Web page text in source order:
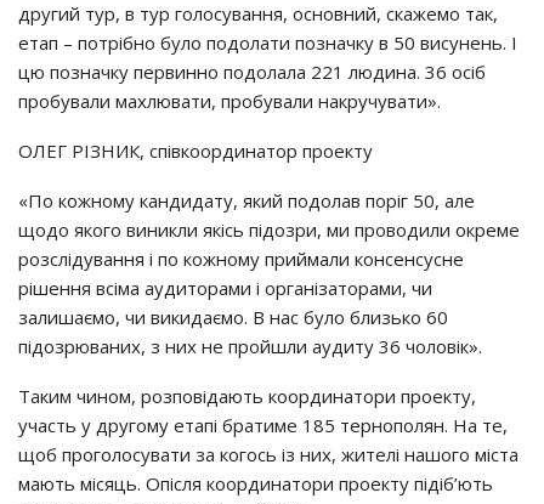
другий тур, в тур голосування, основний, скажемо так,
етап – потрібно було подолати позначку в 50 висунень. І
цю позначку первинно подолала 221 людина. 36 осіб
пробували махлювати, пробували накручувати».
ОЛЕГ РІЗНИК, співкоординатор проекту
«По кожному кандидату, який подолав поріг 50, але
щодо якого виникли якісь підозри, ми проводили окреме
розслідування і по кожному приймали консенсусне
рішення всіма аудиторами і організаторами, чи
залишаємо, чи викидаємо. В нас було близько 60
підозрюваних, з них не пройшли аудиту 36 чоловік».
Таким чином, розповідають координатори проекту,
участь у другому етапі братиме 185 тернополян. На те,
щоб проголосувати за когось із них, жителі нашого міста
мають місяць. Опісля координатори проекту підіб’ють